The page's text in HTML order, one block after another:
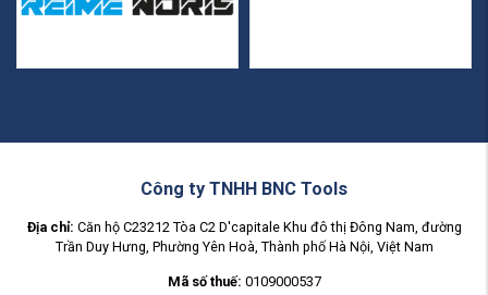
Công ty TNHH BNC Tools
Địa chỉ: Căn hộ C23212 Tòa C2 D'capitale Khu đô thị Đông Nam, đường
Trần Duy Hưng, Phường Yên Hoà, Thành phố Hà Nội, Việt Nam
Mã số thuế: 0109000537